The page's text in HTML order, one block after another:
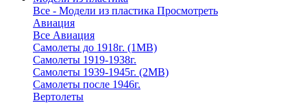
Все - Модели из пластика Просмотреть
Авиация
Все Авиация
Самолеты до 1918г. (1МВ)
Самолеты 1919-1938г.
Самолеты 1939-1945г. (2МВ)
Самолеты после 1946г.
Вертолеты